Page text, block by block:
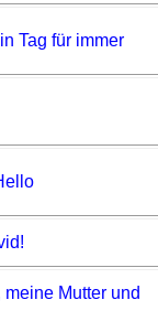
Tag für immer
meine Mutter und